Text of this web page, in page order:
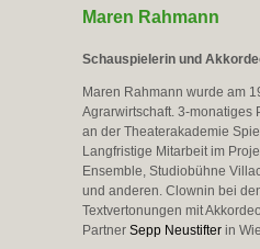
Maren Rahmann
Schauspielerin und
Maren Rahmann wurde am
Agrarwirtschaft. 3-
an der Theaterakademie
Langfristige Mitarbeit im
Ensemble, Studiobühne
und anderen. Clownin bei
Textvertonungen mit
PartnerSepp Neustifter in